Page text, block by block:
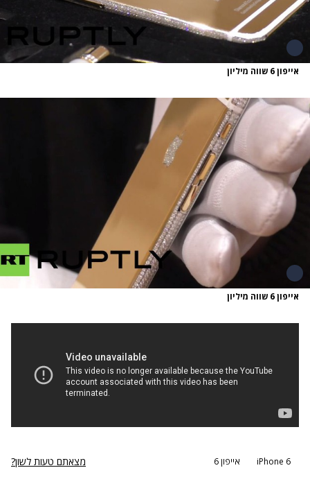
אייפון 6 שווה מיליון
אייפון 6 שווה מיליון
iPhone 6 אייפון 6 מצאתם טעות לשון?